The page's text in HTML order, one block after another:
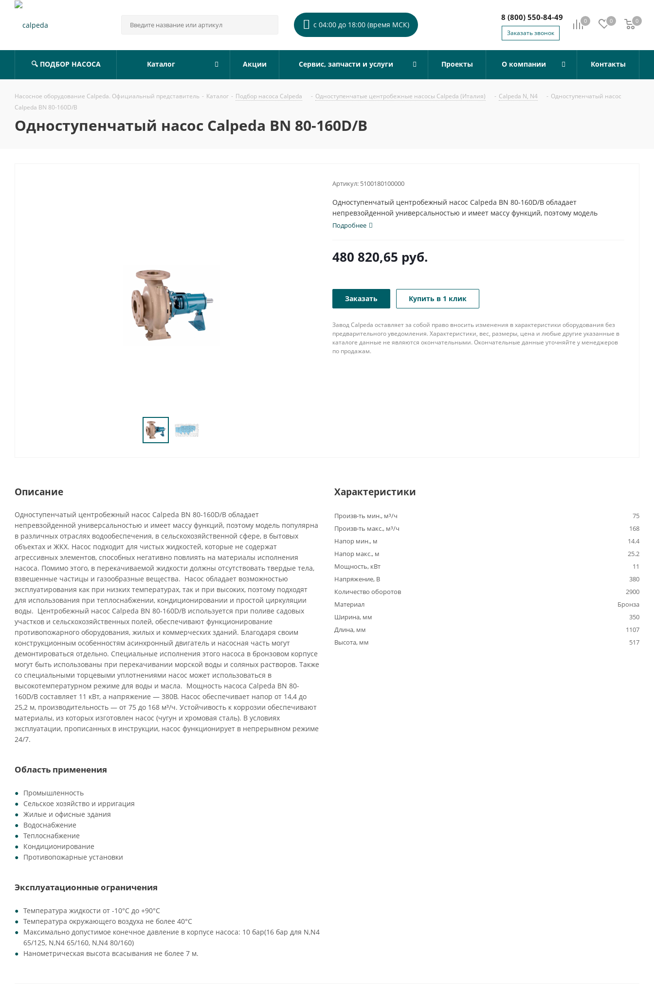
с 04:00 до 18:00 (время МСК) 0 0 0
0
8 (800) 550-84-49
Заказать звонок
🔍 ПОДБОР НАСОСА Каталог Акции Сервис, запчасти и услуги Проекты О компании Контакты
Насосное оборудование Calpeda. Официальный представитель - Каталог - Подбор насоса Calpeda - Одноступенчатые центробежные насосы Calpeda (Италия) - Calpeda N, N4 - Одноступенчатый насос
Calpeda BN 80-160D/B
Одноступенчатый насос Calpeda BN 80-160D/B
Артикул: 5100180100000
Одноступенчатый центробежный насос Calpeda BN 80-160D/B обладает
непревзойденной универсальностью и имеет массу функций, поэтому модель
популярна в различных...
Подробнее
480 820,65 руб.
Заказать Купить в 1 клик
Завод Calpeda оставляет за собой право вносить изменения в характеристики оборудования без
предварительного уведомления. Характеристики, вес, размеры, цена и любые другие указанные в
каталоге данные не являются окончательными. Окончательные данные уточняйте у менеджеров
по продажам.
Описание
Одноступенчатый центробежный насос Calpeda BN 80-160D/B обладает
непревзойденной универсальностью и имеет массу функций, поэтому модель популярна
в различных отраслях водообеспечения, в сельскохозяйственной сфере, в бытовых
объектах и ЖКХ. Насос подходит для чистых жидкостей, которые не содержат
агрессивных элементов, способных негативно повлиять на материалы исполнения
насоса. Помимо этого, в перекачиваемой жидкости должны отсутствовать твердые тела,
взвешенные частицы и газообразные вещества. Насос обладает возможностью
эксплуатирования как при низких температурах, так и при высоких, поэтому подходят
для использования при теплоснабжении, кондиционировании и простой циркуляции
воды. Центробежный насос Calpeda BN 80-160D/B используется при поливе садовых
участков и сельскохозяйственных полей, обеспечивают функционирование
противопожарного оборудования, жилых и коммерческих зданий. Благодаря своим
конструкционным особенностям асинхронный двигатель и насосная часть могут
демонтироваться отдельно. Специальные исполнения этого насоса в бронзовом корпусе
могут быть использованы при перекачивании морской воды и соляных растворов. Также
со специальными торцевыми уплотнениями насос может использоваться в
высокотемпературном режиме для воды и масла. Мощность насоса Calpeda BN 80-
160D/B составляет 11 кВт, а напряжение — 380В. Насос обеспечивает напор от 14,4 до
25,2 м, производительность — от 75 до 168 м³/ч. Устойчивость к коррозии обеспечивают
материалы, из которых изготовлен насос (чугун и хромовая сталь). В условиях
эксплуатации, прописанных в инструкции, насос функционирует в непрерывном режиме
24/7.
Область применения
Промышленность
Сельское хозяйство и ирригация
Жилые и офисные здания
Водоснабжение
Теплоснабжение
Кондиционирование
Противопожарные установки
Эксплуатационные ограничения
Температура жидкости от -10°C до +90°C
Температура окружающего воздуха не более 40°C
Максимально допустимое конечное давление в корпусе насоса: 10 бар(16 бар для N,N4
65/125, N,N4 65/160, N,N4 80/160)
Нанометрическая высота всасывания не более 7 м.
Характеристики
Произв-ть мин., м³/ч
75
Произв-ть макс., м³/ч
168
Напор мин., м
14.4
Напор макс., м
25.2
Мощность, кВт
11
Напряжение, В
380
Количество оборотов
2900
Материал
Бронза
Ширина, мм
350
Длина, мм
1107
Высота, мм
517